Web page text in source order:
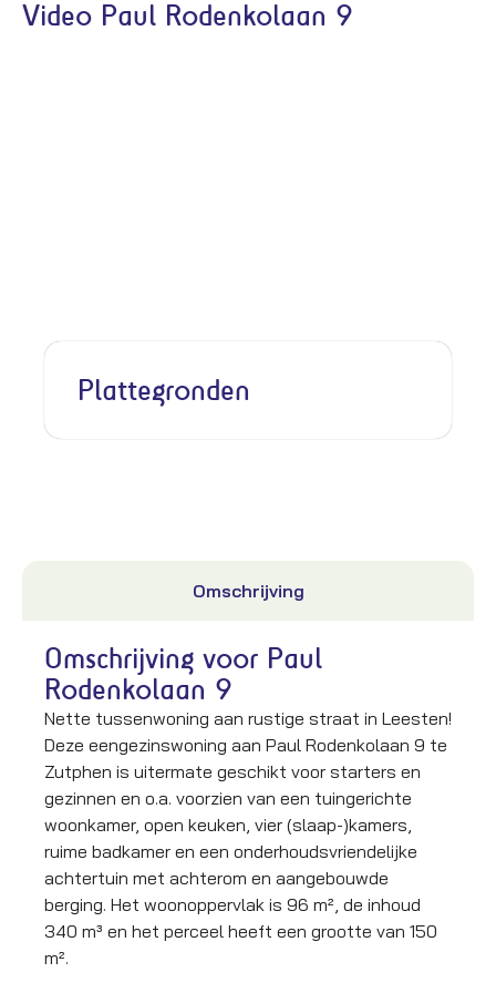
Video Paul Rodenkolaan 9
Plattegronden
Omschrijving
Omschrijving voor Paul
Rodenkolaan 9
Nette tussenwoning aan rustige straat in Leesten!
Deze eengezinswoning aan Paul Rodenkolaan 9 te
Zutphen is uitermate geschikt voor starters en
gezinnen en o.a. voorzien van een tuingerichte
woonkamer, open keuken, vier (slaap-)kamers,
ruime badkamer en een onderhoudsvriendelijke
achtertuin met achterom en aangebouwde
berging. Het woonoppervlak is 96 m², de inhoud
340 m³ en het perceel heeft een grootte van 150
m².